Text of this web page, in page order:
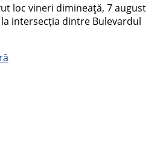
loc vineri dimineață, 7 august
intersecția dintre Bulevardul